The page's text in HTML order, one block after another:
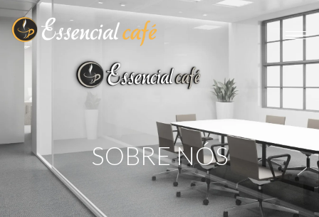
SOBRE NÓS